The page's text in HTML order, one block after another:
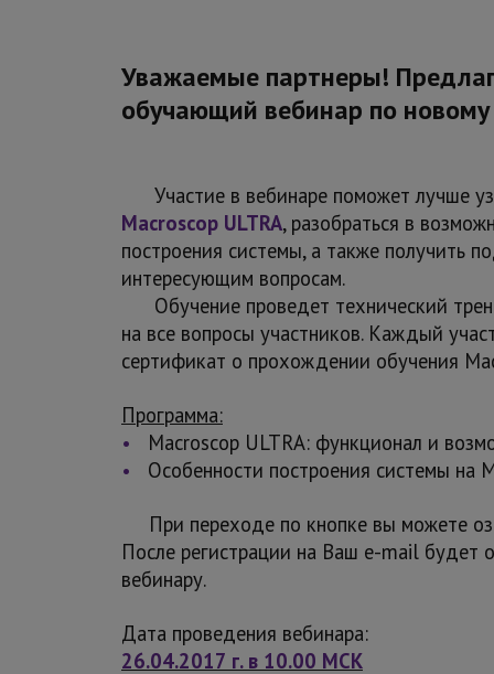
Уважаемые партнеры!
обучающий вебинар по новому
Участие в вебинаре поможет лучше
Macroscop ULTRA, разобраться в
построения системы, а также получить
интересующим вопросам.
Обучение проведет технический
на все вопросы участников. Каждый
сертификат о прохождении обучения
Программа:
• Macroscop ULTRA: функционал и
•
Особенности построения системы на
При переходе по кнопке вы можете
После регистрации на Ваш e-mail будет
вебинару.
Дата проведения вебинара:
26.04.2017 г. в 10.00 МСК